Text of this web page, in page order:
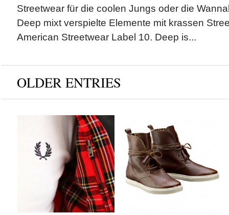
Streetwear für die coolen Jungs oder die
Deep mixt verspielte Elemente mit krassen
American Streetwear Label 10. Deep is...
OLDER ENTRIES
Fred Perry x Re Issues
Collection
MEX onAug 22, 2012
Keine Kommentare
House of Montague x
Fall/Winter 2012
Collection
byMEX onAug 20, 2012